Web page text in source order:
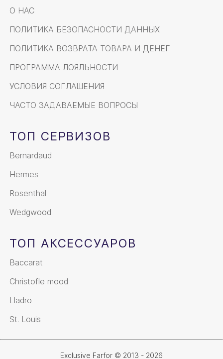
О НАС
ПОЛИТИКА БЕЗОПАСНОСТИ ДАННЫХ
ПОЛИТИКА ВОЗВРАТА ТОВАРА И ДЕНЕГ
ПРОГРАММА ЛОЯЛЬНОСТИ
УСЛОВИЯ СОГЛАШЕНИЯ
ЧАСТО ЗАДАВАЕМЫЕ ВОПРОСЫ
ТОП СЕРВИЗОВ
Bernardaud
Hermes
Rosenthal
Wedgwood
ТОП АКСЕССУАРОВ
Baccarat
Christofle mood
Lladro
St. Louis
Exclusive Farfor © 2013 - 2026